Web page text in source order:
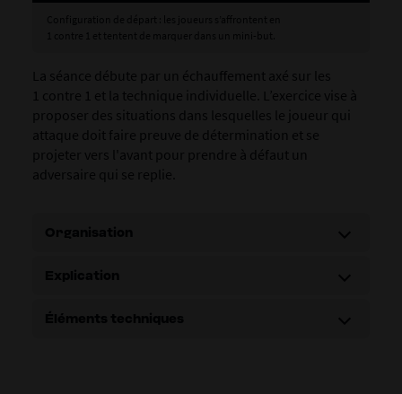
La séance débute par un échauffement axé sur les
1 contre 1 et la technique individuelle. L’exercice vise à
proposer des situations dans lesquelles le joueur qui
attaque doit faire preuve de détermination et se
projeter vers l'avant pour prendre à défaut un
adversaire qui se replie.